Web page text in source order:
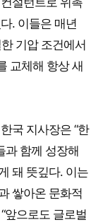
. 이들은 매년
기압 조건에서
교체해 항상 새
국 지사장은 “한
과 함께 성장해
돼 뜻깊다. 이는
쌓아온 문화적
앞으로도 글로벌